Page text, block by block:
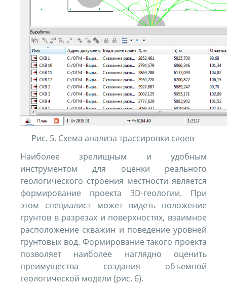
Рис. 5. Схема анализа трассировки слоев
Наиболее зрелищным и удобным
инструментом для оценки реального
геологического строения местности является
формирование проекта 3D-геологии. При
этом специалист может видеть положение
грунтов в разрезах и поверхностях, взаимное
расположение скважин и поведение уровней
грунтовых вод. Формирование такого проекта
позволяет наиболее наглядно оценить
преимущества создания объемной
геологической модели (рис. 6).